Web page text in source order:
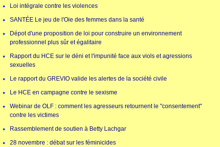
Loi intégrale contre les violences
SANTÉE Le jeu de l'Oie des femmes dans la santé
Dépot d'une proposition de loi pour construire un environnement
professionnel plus sûr et égalitaire
Rapport du HCE sur le déni et l'impunité face aux viols et agressions
sexuelles
Le rapport du GREVIO valide les alertes de la société civile
Le HCE en campagne contre le sexisme
Webinar de OLF : comment les agresseurs retournent le "consentement"
contre les victimes
Rassemblement de soutien à Betty Lachgar
28 novembre : débat sur les féminicides